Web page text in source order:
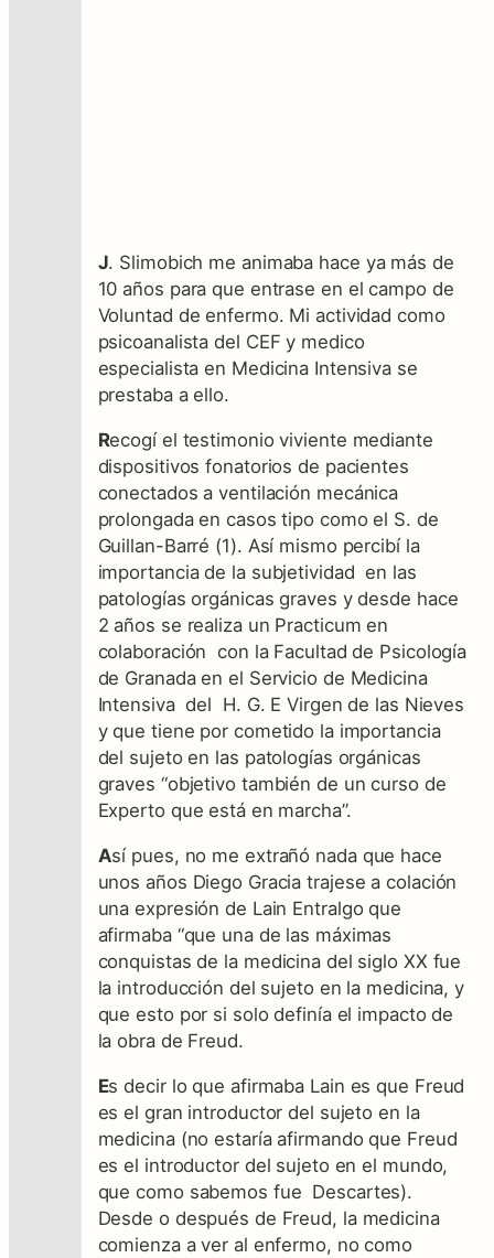
J. Slimobich me animaba hace ya más de
10 años para que entrase en el campo de
Voluntad de enfermo. Mi actividad como
psicoanalista del CEF y medico
especialista en Medicina Intensiva se
prestaba a ello.
Recogí el testimonio viviente mediante
dispositivos fonatorios de pacientes
conectados a ventilación mecánica
prolongada en casos tipo como el S. de
Guillan-Barré (1). Así mismo percibí la
importancia de la subjetividad en las
patologías orgánicas graves y desde hace
2 años se realiza un Practicum en
colaboración con la Facultad de Psicología
de Granada en el Servicio de Medicina
Intensiva del H. G. E Virgen de las Nieves
y que tiene por cometido la importancia
del sujeto en las patologías orgánicas
graves “objetivo también de un curso de
Experto que está en marcha”.
Así pues, no me extrañó nada que hace
unos años Diego Gracia trajese a colación
una expresión de Lain Entralgo que
afirmaba “que una de las máximas
conquistas de la medicina del siglo XX fue
la introducción del sujeto en la medicina, y
que esto por si solo definía el impacto de
la obra de Freud.
Es decir lo que afirmaba Lain es que Freud
es el gran introductor del sujeto en la
medicina (no estaría afirmando que Freud
es el introductor del sujeto en el mundo,
que como sabemos fue Descartes).
Desde o después de Freud, la medicina
comienza a ver al enfermo, no como